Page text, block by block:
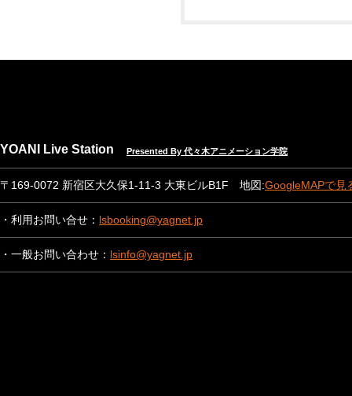
YOANI Live Station Presented By 代々木アニメーション学院
〒169-0072 新宿区大久保1-11-3 大東ビルB1F 地図:GoogleMAPで見
・利用お問い合せ： lsbooking@yagnet.jp
・一般お問い合わせ： lsinfo@yagnet.jp